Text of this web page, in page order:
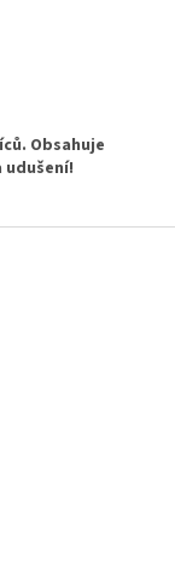
Obsahuje
udušení!